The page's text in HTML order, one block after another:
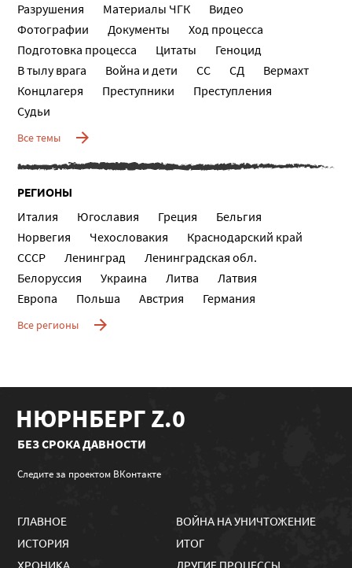
Разрушения Материалы ЧГК
Видео
Фотографии
Документы
Ход процесса
Подготовка процесса
Цитаты
Геноцид
В тылу врага
Война и дети СС СД
Вермахт
Концлагеря
Преступники
Преступления
Судьи
Все темы
РЕГИОНЫ
Италия Югославия Греция
Бельгия
Норвегия
Чехословакия
Краснодарский край
СССР
Ленинград
Ленинградская обл.
Белоруссия
Украина Литва
Латвия
Европа
Польша Австрия Германия
Все регионы
НЮРНБЕРГ Z.0
БЕЗ СРОКА ДАВНОСТИ
Следите за проектом ВКонтакте
ГЛАВНОЕ
ИСТОРИЯ
ВОЙНА НА УНИЧТОЖЕНИЕ
ИТОГ